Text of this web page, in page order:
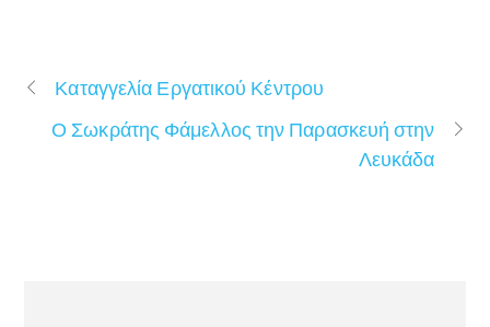
Καταγγελία Εργατικού Κέντρου
Ο Σωκράτης Φάμελλος την Παρασκευή στην
Λευκάδα